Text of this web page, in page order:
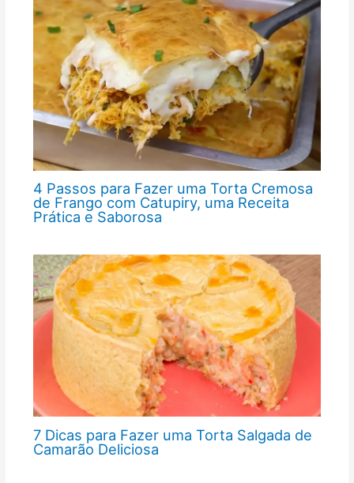
4 Passos para Fazer uma Torta Cremosa
de Frango com Catupiry, uma Receita
Prática e Saborosa
7 Dicas para Fazer uma Torta Salgada de
Camarão Deliciosa